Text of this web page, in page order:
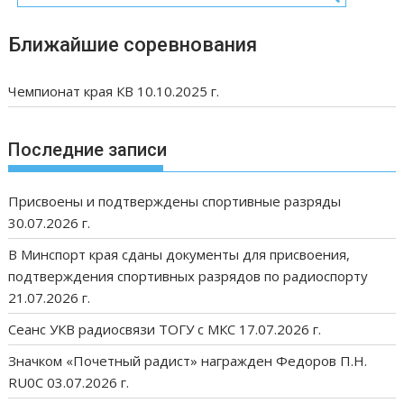
Ближайшие соревнования
Чемпионат края КВ 10.10.2025 г.
Последние записи
Присвоены и подтверждены спортивные разряды
30.07.2026 г.
В Минспорт края сданы документы для присвоения,
подтверждения спортивных разрядов по радиоспорту
21.07.2026 г.
Сеанс УКВ радиосвязи ТОГУ с МКС 17.07.2026 г.
Значком «Почетный радист» награжден Федоров П.Н.
RU0C 03.07.2026 г.